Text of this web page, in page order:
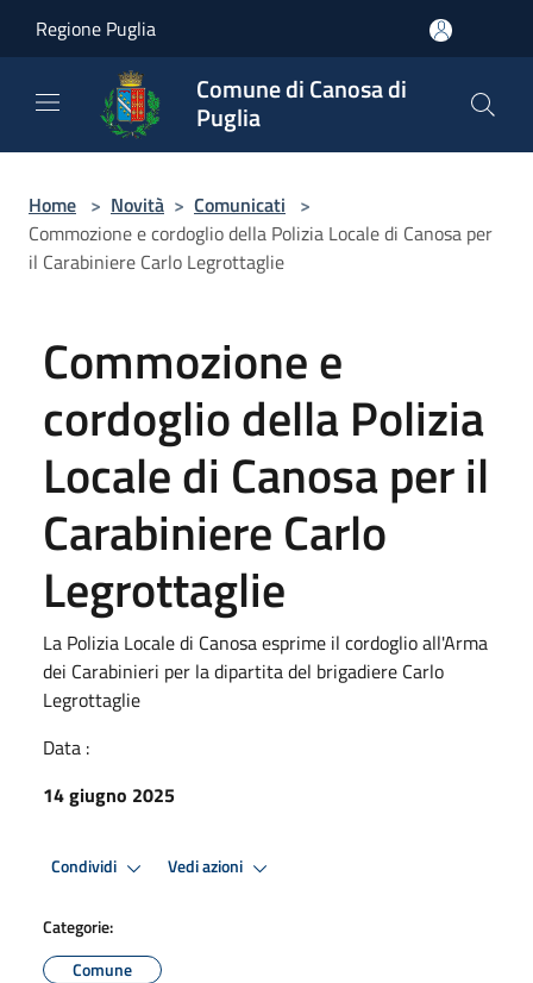
Regione Puglia
Comune di Canosa di
Puglia
Home > Novità > Comunicati >
Commozione e cordoglio della Polizia Locale di Canosa per
il Carabiniere Carlo Legrottaglie
Commozione e
cordoglio della Polizia
Locale di Canosa per il
Carabiniere Carlo
Legrottaglie
La Polizia Locale di Canosa esprime il cordoglio all'Arma
dei Carabinieri per la dipartita del brigadiere Carlo
Legrottaglie
Data :
14 giugno 2025
Condividi Vedi azioni
Categorie:
Comune